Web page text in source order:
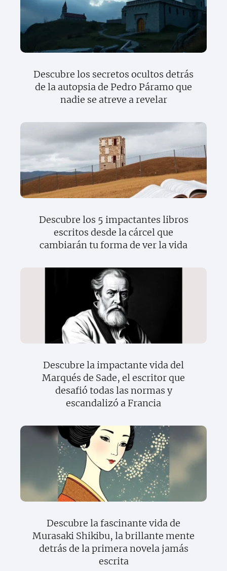
Descubre los secretos ocultos detrás
de la autopsia de Pedro Páramo que
nadie se atreve a revelar
Descubre los 5 impactantes libros
escritos desde la cárcel que
cambiarán tu forma de ver la vida
Descubre la impactante vida del
Marqués de Sade, el escritor que
desafió todas las normas y
escandalizó a Francia
Descubre la fascinante vida de
Murasaki Shikibu, la brillante mente
detrás de la primera novela jamás
escrita